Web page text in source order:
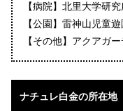
【病院】北里大学研
【公園】雷神山児童
【その他】アクアガ
ナチュレ白金の所在地